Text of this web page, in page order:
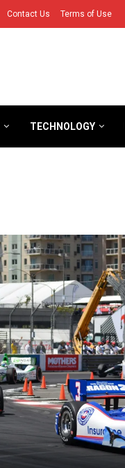
Contact Us Terms of Use
TECHNOLOGY